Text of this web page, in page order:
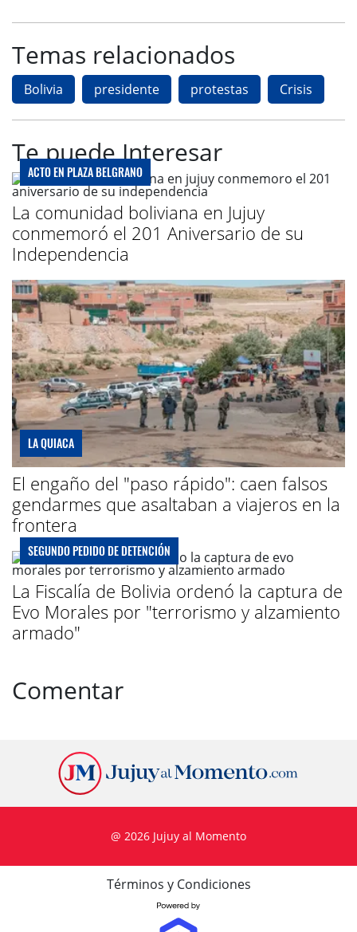
Temas relacionados
Bolivia presidente protestas Crisis
Te puede Interesar
ACTO EN PLAZA BELGRANO
La comunidad boliviana en Jujuy
conmemoró el 201 Aniversario de su
Independencia
LA QUIACA
El engaño del "paso rápido": caen falsos
gendarmes que asaltaban a viajeros en la
frontera
SEGUNDO PEDIDO DE DETENCIÓN
La Fiscalía de Bolivia ordenó la captura de
Evo Morales por "terrorismo y alzamiento
armado"
Comentar
@ 2026 Jujuy al Momento
Términos y Condiciones